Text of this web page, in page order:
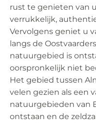
rust te genieten van
verrukkelijk,
Vervolgens geniet u
langs de
natuurgebied is
oorspronkelijk niet
Het gebied tussen
velen gezien als een
natuurgebieden van
ontstaan en de